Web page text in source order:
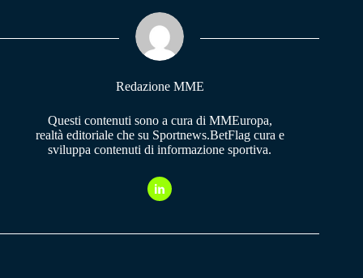
pp m
Redazione MME
Questi contenuti sono a cura di MMEuropa,
realtà editoriale che su Sportnews.BetFlag cura e
sviluppa contenuti di informazione sportiva.